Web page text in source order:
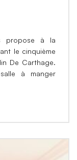
propose à la
le cinquième
De Carthage.
à manger